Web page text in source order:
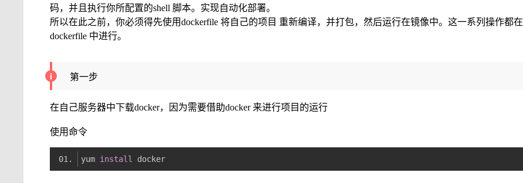
码，并且执行你所配置的shell 脚本。实现自动化部署。
所以在此之前，你必须得先使用dockerfile 将自己的项目 重新编译，并打包，然后运行在镜像中。这一系列操作都在
dockerfile 中进行。
第一步
在自己服务器中下载docker，因为需要借助docker 来进行项目的运行
使用命令
yum install